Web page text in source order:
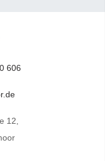
606
12,